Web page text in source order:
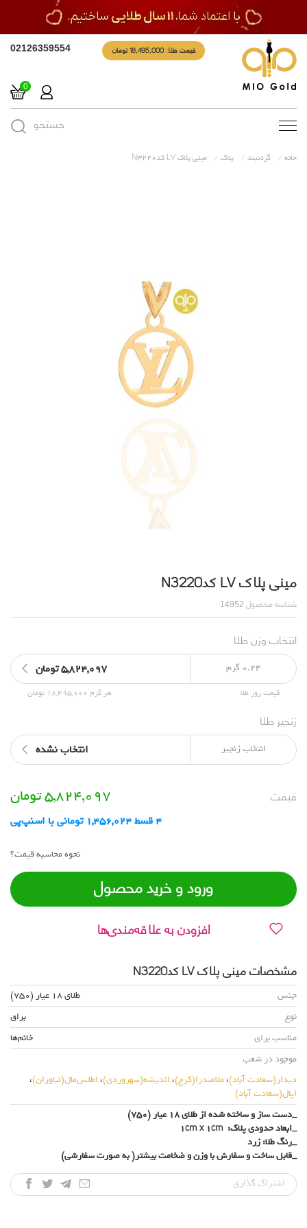
قیمت طلا: 18,495,000 تومان 02126359554
0
Toggle جستجو
خانه گردنبند پلاک مینی پلاک LV کدN3220
مینی پلاک LV کدN3220
شناسه محصول
انتخاب وزن طلا
0.24 گرم 5,824,097 تومان
قیمت روز طلا هر گرم 18,495,000 تومان
زنجیر طلا
انتخاب زنجیر انتخاب نشده
قیمت 5,824,097تومان
4 قسط 1,456,024 تومانی با اسنپ‌پی
نحوه محاسبه قیمت؟
ورود و خرید محصول
افزودن به علاقه‌مندی‌ها
مشخصات مینی پلاک LV کدN3220
جنس
طلای 18 عیار (750)
نوع
براق
مناسب برای
خانم‌ها
موجود در شعب
دیدار(سعادت آباد)،ملاصدرا(کرج)،اندیشه(سهروردی)،اطلس‌مال(نیاوران)،
اپال(سعادت آباد)
_دست ساز و ساخته شده از طلای 18 عیار (750)
_ابعاد حدودی پلاک: 1cm x 1cm
_رنگ طلا: زرد
_قابل ساخت و سفارش با وزن و ضخامت بیشتر( به صورت سفارشی)
اشتراک‌ گذاری